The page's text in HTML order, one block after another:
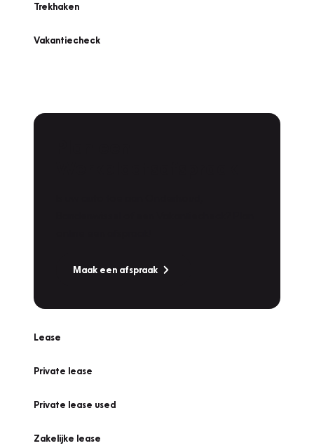
Trekhaken
Vakantiecheck
Maak een afspraak
Lease
Private lease
Private lease used
Zakelijke lease